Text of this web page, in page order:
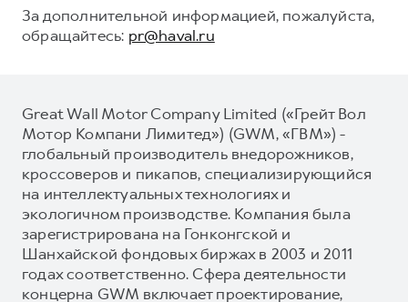
За дополнительной информацией, пожалуйста,
обращайтесь: pr@haval.ru
Great Wall Motor Company Limited («Грейт Вол
Мотор Компани Лимитед») (GWM, «ГВМ») -
глобальный производитель внедорожников,
кроссоверов и пикапов, специализирующийся
на интеллектуальных технологиях и
экологичном производстве. Компания была
зарегистрирована на Гонконгской и
Шанхайской фондовых биржах в 2003 и 2011
годах соответственно. Сфера деятельности
концерна GWM включает проектирование,